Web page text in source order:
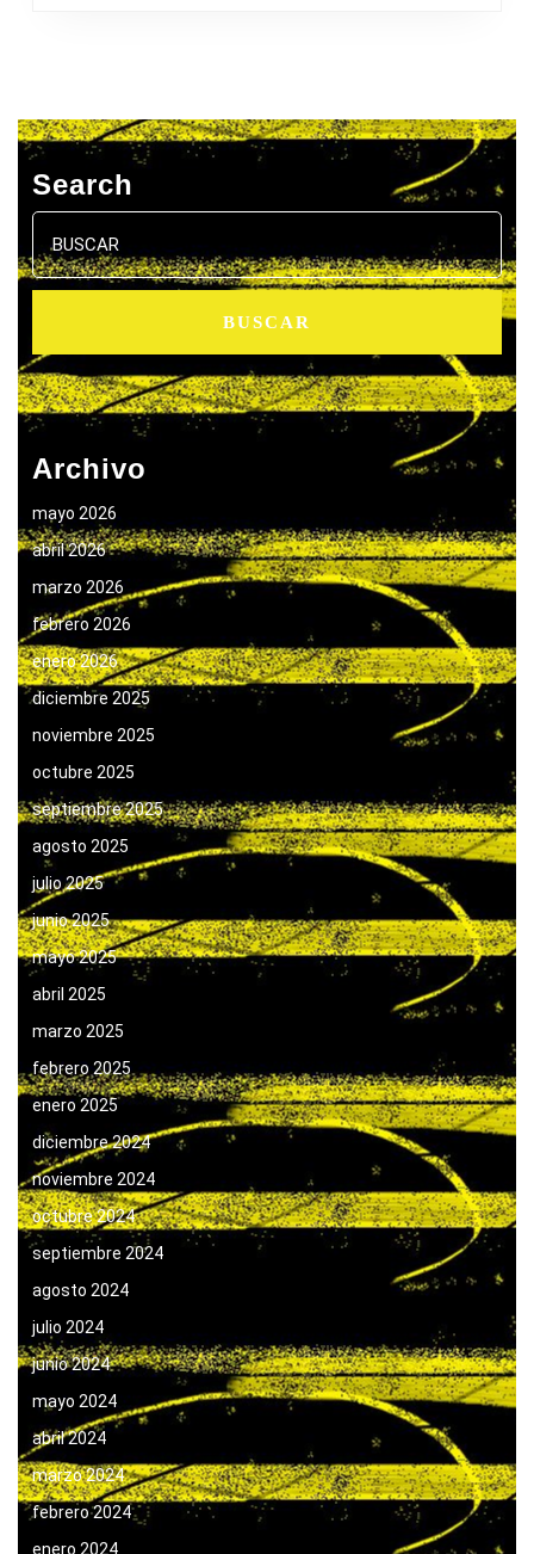
Search
Buscar:
Archivo
mayo 2026
abril 2026
marzo 2026
febrero 2026
enero 2026
diciembre 2025
noviembre 2025
octubre 2025
septiembre 2025
agosto 2025
julio 2025
junio 2025
mayo 2025
abril 2025
marzo 2025
febrero 2025
enero 2025
diciembre 2024
noviembre 2024
octubre 2024
septiembre 2024
agosto 2024
julio 2024
junio 2024
mayo 2024
abril 2024
marzo 2024
febrero 2024
enero 2024